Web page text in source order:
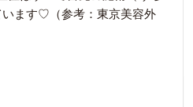
います♡（参考：東京美容外